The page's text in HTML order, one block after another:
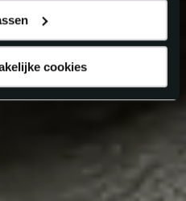
cookies